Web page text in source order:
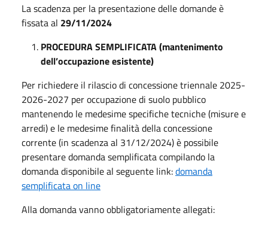
La scadenza per la presentazione delle domande è
fissata al 29/11/2024
PROCEDURA SEMPLIFICATA (mantenimento
dell’occupazione esistente)
Per richiedere il rilascio di concessione triennale 2025-
2026-2027 per occupazione di suolo pubblico
mantenendo le medesime specifiche tecniche (misure e
arredi) e le medesime finalità della concessione
corrente (in scadenza al 31/12/2024) è possibile
presentare domanda semplificata compilando la
domanda disponibile al seguente link:domanda
semplificata on line
Alla domanda vanno obbligatoriamente allegati: